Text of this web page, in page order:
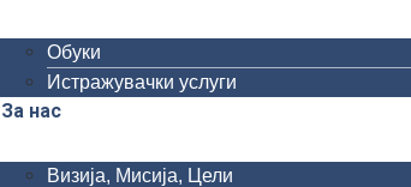
Обуки
Истражувачки услуги
За нас
Визија, Мисија, Цели